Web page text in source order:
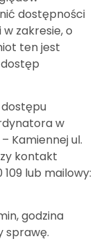
dostępności
zakresie, o
ten jest
w
Kamiennej ul.
kontakt
lub mailowy:
godzina
sprawę.